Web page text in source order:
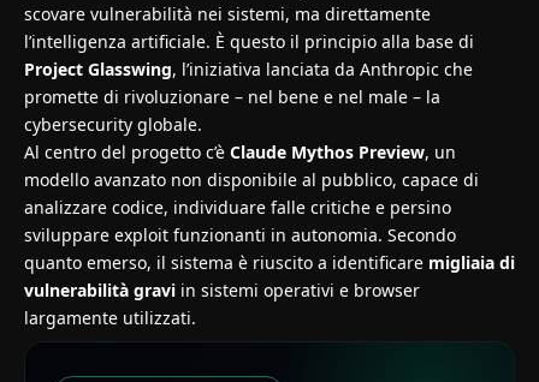
scovare vulnerabilità nei sistemi, ma direttamente
l’intelligenza artificiale. È questo il principio alla base di
Project Glasswing, l’iniziativa lanciata da Anthropic che
promette di rivoluzionare – nel bene e nel male – la
cybersecurity globale.
Al centro del progetto c’è Claude Mythos Preview, un
modello avanzato non disponibile al pubblico, capace di
analizzare codice, individuare falle critiche e persino
sviluppare exploit funzionanti in autonomia. Secondo
quanto emerso, il sistema è riuscito a identificare migliaia di
vulnerabilità gravi in sistemi operativi e browser
largamente utilizzati.